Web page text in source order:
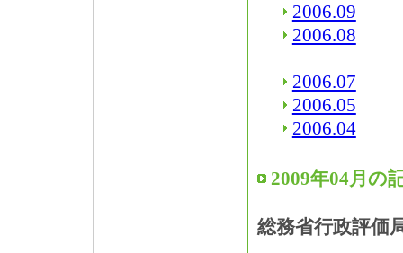
2006.09
2006.08
2006.07
2006.05
2006.04
2009年04月の
総務省行政評価